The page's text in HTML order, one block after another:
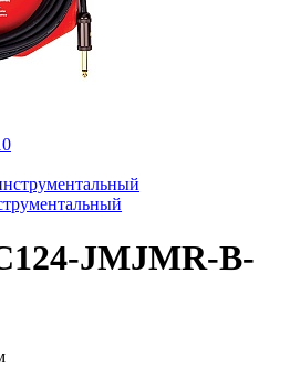
JMJMR-B-